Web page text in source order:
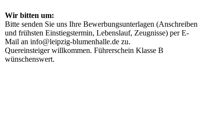
Wir bitten um:
Bitte senden Sie uns Ihre Bewerbungsunterlagen (Anschreiben
und frühsten Einstiegstermin, Lebenslauf, Zeugnisse) per E-
Mail an info@leipzig-blumenhalle.de zu.
Quereinsteiger willkommen. Führerschein Klasse B
wünschenswert.